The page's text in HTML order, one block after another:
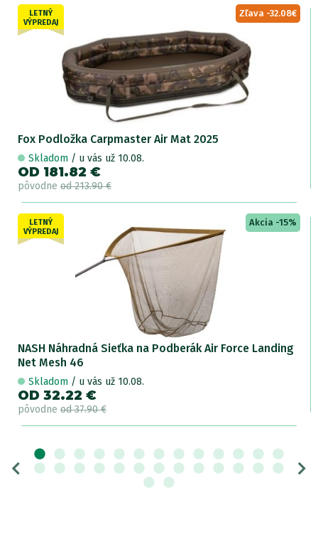
LETNÝ
VÝPREDAJ
Zľava -32.08€
Fox Podložka Carpmaster Air Mat 2025
Skladom / u vás už 10.08.
OD 181.82 €
pôvodne od 213.90 €
LETNÝ
VÝPREDAJ
Akcia -15%
NASH Náhradná Sieťka na Podberák Air Force Landing
Net Mesh 46
Skladom / u vás už 10.08.
OD 32.22 €
pôvodne od 37.90 €